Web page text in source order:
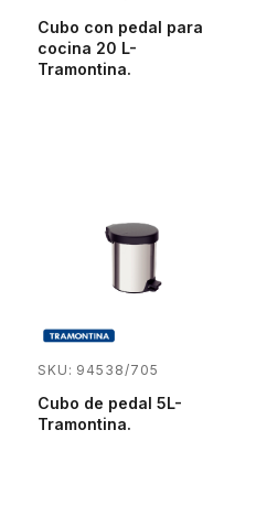
Cubo con pedal para
cocina 20 L-
Tramontina.
SKU: 94538/705
Cubo de pedal 5L-
Tramontina.